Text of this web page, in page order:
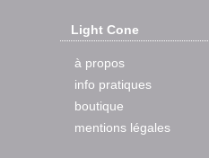
Light Cone
à propos
info pratiques
boutique
mentions légales